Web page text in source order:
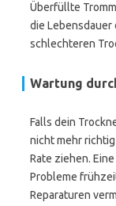
Überfüllte
die Lebensdauer
schlechteren
Wartung
Falls dein
nicht mehr
Rate ziehen.
Probleme
Reparaturen